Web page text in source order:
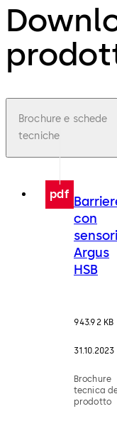
prodotti
Brochure e schede
tecniche
pdf
con
sensori
Argus
HSB
943.92 KB
31.10.2023
Brochure
tecnica
prodotto